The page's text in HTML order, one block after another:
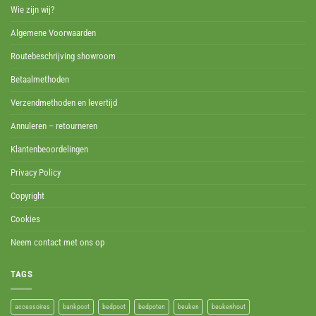
Wie zijn wij?
Algemene Voorwaarden
Routebeschrijving showroom
Betaalmethoden
Verzendmethoden en levertijd
Annuleren – retourneren
Klantenbeoordelingen
Privacy Policy
Copyright
Cookies
Neem contact met ons op
TAGS
accessoires bankpoot bedpoot bedpoten beuken beukenhout